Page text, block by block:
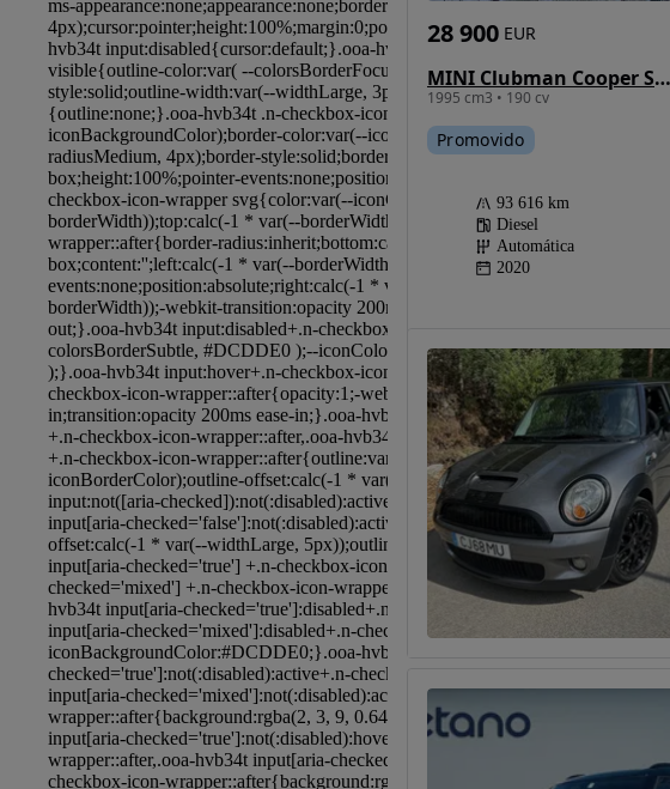
MINI Clubman Cooper SD Auto
1995 cm3 • 190 cv
28 900 EUR
Promovido
93 616 km
Diesel
Automática
2020